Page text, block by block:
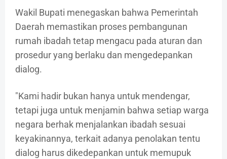
Wakil Bupati menegaskan bahwa Pemerintah
Daerah memastikan proses pembangunan
rumah ibadah tetap mengacu pada aturan dan
prosedur yang berlaku dan mengedepankan
dialog.
"Kami hadir bukan hanya untuk mendengar,
tetapi juga untuk menjamin bahwa setiap warga
negara berhak menjalankan ibadah sesuai
keyakinannya, terkait adanya penolakan tentu
dialog harus dikedepankan untuk memupuk